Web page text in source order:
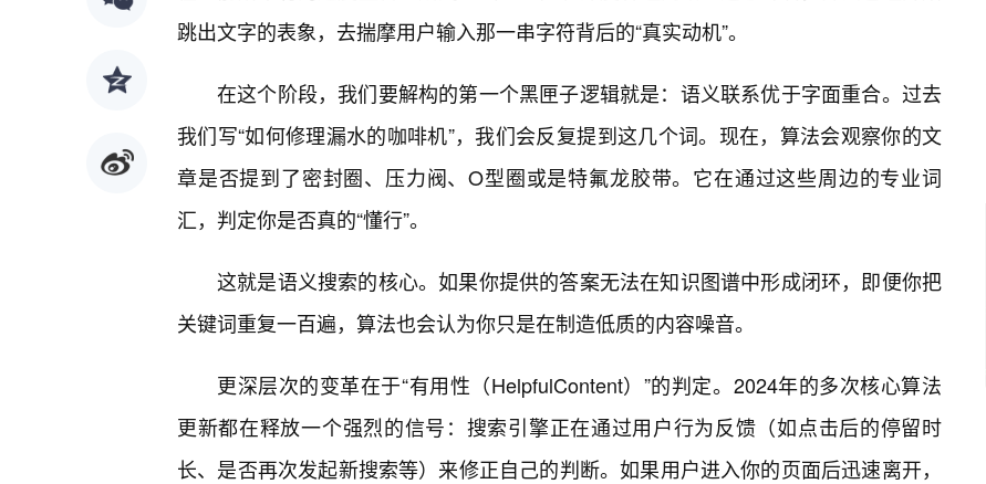
跳出文字的表象，去揣摩用户输入那一串字符背后的“真实动机”。
在这个阶段，我们要解构的第一个黑匣子逻辑就是：语义联系优于字面重合。过去
我们写“如何修理漏水的咖啡机”，我们会反复提到这几个词。现在，算法会观察你的文
章是否提到了密封圈、压力阀、O型圈或是特氟龙胶带。它在通过这些周边的专业词
汇，判定你是否真的“懂行”。
这就是语义搜索的核心。如果你提供的答案无法在知识图谱中形成闭环，即便你把
关键词重复一百遍，算法也会认为你只是在制造低质的内容噪音。
更深层次的变革在于“有用性（HelpfulContent）”的判定。2024年的多次核心算法
更新都在释放一个强烈的信号：搜索引擎正在通过用户行为反馈（如点击后的停留时
长、是否再次发起新搜索等）来修正自己的判断。如果用户进入你的页面后迅速离开，